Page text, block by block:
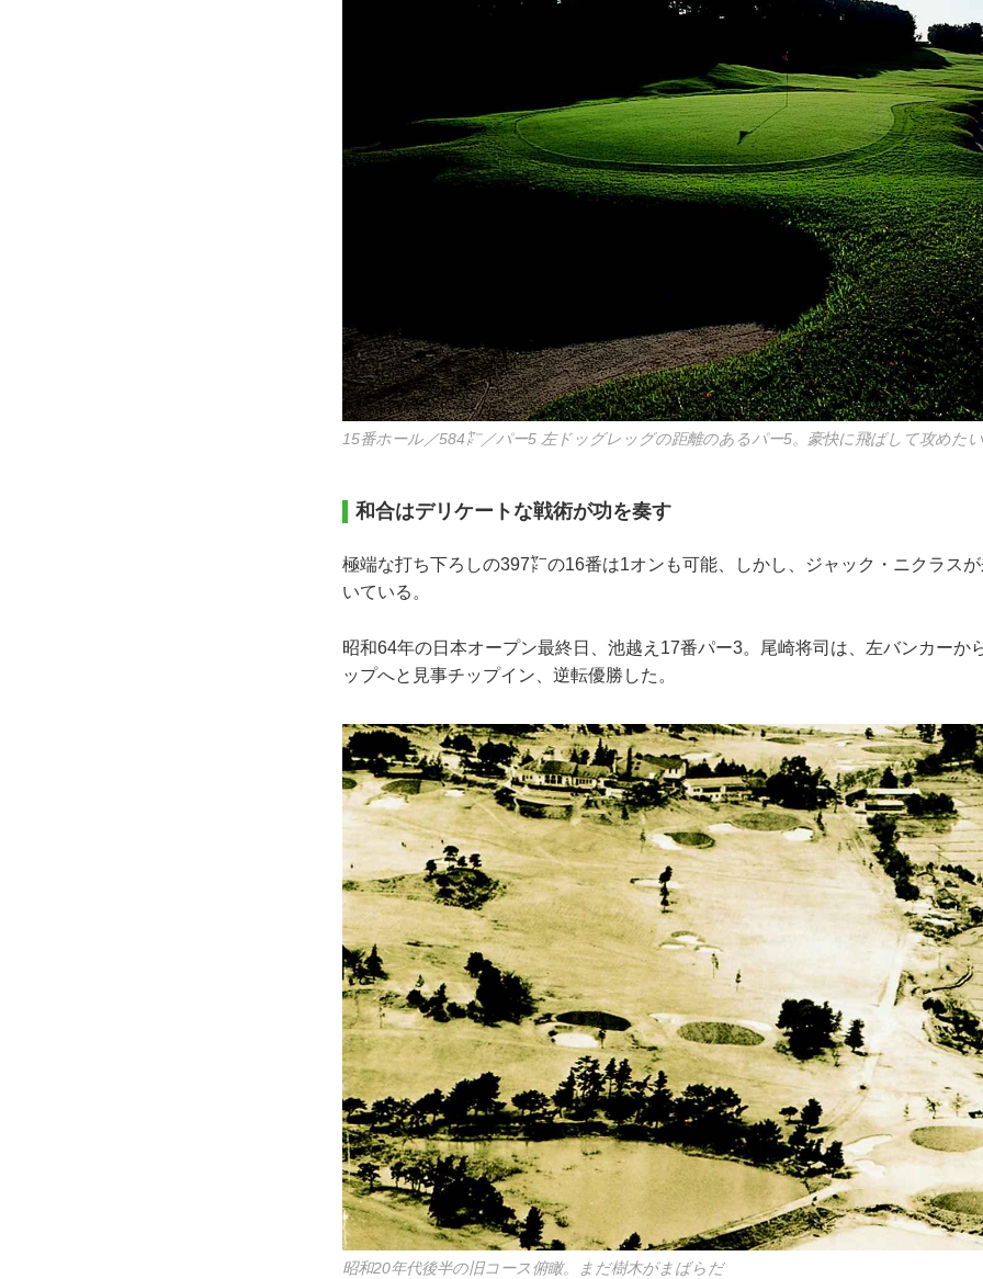
15番ホール／584㍎／パー5 左ドッグレッグの距離のあるパー5。豪快に飛ばして攻めたい
和合はデリケートな戦術が功を奏す
極端な打ち下ろしの397㍎の16番は1オンも可能、しかし、ジャック・ニクラス
いている。
昭和64年の日本オープン最終日、池越え17番パー3。尾崎将司は、左バンカーか
ップへと見事チップイン、逆転優勝した。
昭和20年代後半の旧コース俯瞰。まだ樹木がまばらだ